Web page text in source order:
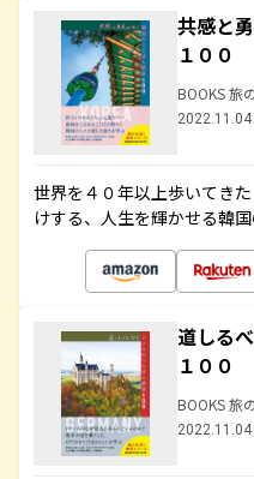
共感と
１００
BOOKS 旅
2022.11.04
世界を４０年以上歩いてき
けする、人生を輝かせる韓
道しる
１００
BOOKS 旅
2022.11.04